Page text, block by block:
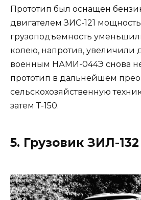
Прототип был оснащен
двигателем ЗИС-121
грузоподъемность
колею, напротив, увеличили
военным НАМИ-044Э снова
прототип в дальнейшем
сельскохозяйственную
затем Т-150.
5. Грузовик ЗИЛ-132